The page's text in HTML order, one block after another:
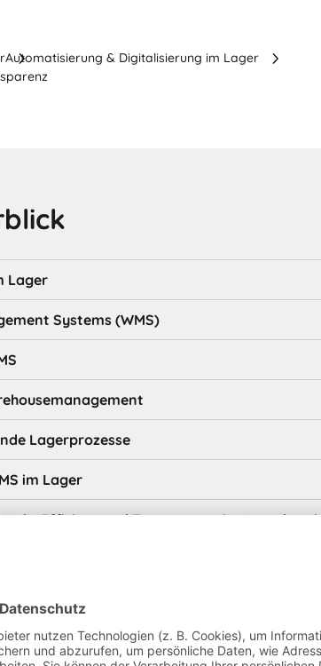
Automatisierung & Digitalisierung im Lager
Lager
Systems (WMS)
Lagerprozesse
im Lager
Effizienz und Transparenz im